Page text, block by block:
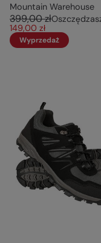
Mountain Warehouse
399,00 zł
149,00 zł
Wyprzedaż